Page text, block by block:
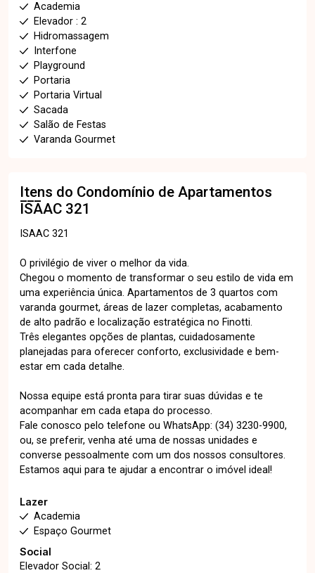
Academia
Elevador : 2
Hidromassagem
Interfone
Playground
Portaria
Portaria Virtual
Sacada
Salão de Festas
Varanda Gourmet
Itens do Condomínio de Apartamentos
ISAAC 321
ISAAC 321
O privilégio de viver o melhor da vida.
Chegou o momento de transformar o seu estilo de vida em
uma experiência única. Apartamentos de 3 quartos com
varanda gourmet, áreas de lazer completas, acabamento
de alto padrão e localização estratégica no Finotti.
Três elegantes opções de plantas, cuidadosamente
planejadas para oferecer conforto, exclusividade e bem-
estar em cada detalhe.
Nossa equipe está pronta para tirar suas dúvidas e te
acompanhar em cada etapa do processo.
Fale conosco pelo telefone ou WhatsApp: (34) 3230-9900,
ou, se preferir, venha até uma de nossas unidades e
converse pessoalmente com um dos nossos consultores.
Estamos aqui para te ajudar a encontrar o imóvel ideal!
Lazer
Academia
Espaço Gourmet
Social
Elevador Social: 2